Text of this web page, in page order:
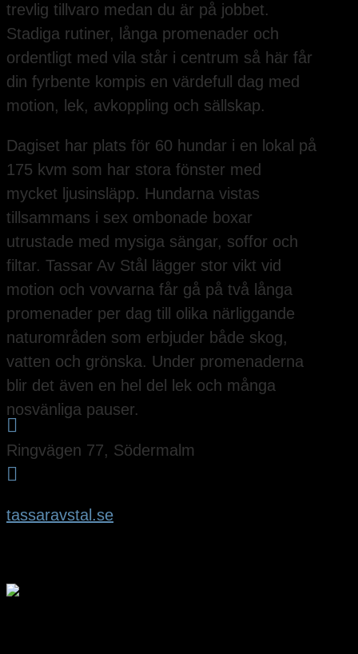
trevlig tillvaro medan du är på jobbet.
Stadiga rutiner, långa promenader och
ordentligt med vila står i centrum så här får
din fyrbente kompis en värdefull dag med
motion, lek, avkoppling och sällskap.
Dagiset har plats för 60 hundar i en lokal på
175 kvm som har stora fönster med
mycket ljusinsläpp. Hundarna vistas
tillsammans i sex ombonade boxar
utrustade med mysiga sängar, soffor och
filtar. Tassar Av Stål lägger stor vikt vid
motion och vovvarna får gå på två långa
promenader per dag till olika närliggande
naturområden som erbjuder både skog,
vatten och grönska. Under promenaderna
blir det även en hel del lek och många
nosvänliga pauser.

Ringvägen 77, Södermalm

tassaravstal.se